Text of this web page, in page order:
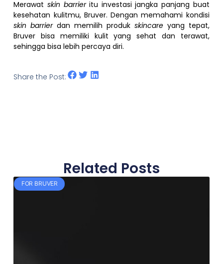
Merawat skin barrieritu investasi jangka panjang buat
kesehatan kulitmu, Bruver. Dengan memahami kondisi
skin barrierdan memilih produk skincare yang tepat,
Bruver bisa memiliki kulit yang sehat dan terawat,
sehingga bisa lebih percaya diri.
Share the Post:
Related Posts
FOR BRUVER